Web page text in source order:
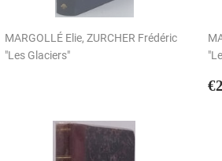
MARGOLLÉ Elie, ZURCHER Frédéric
"Les Glaciers"